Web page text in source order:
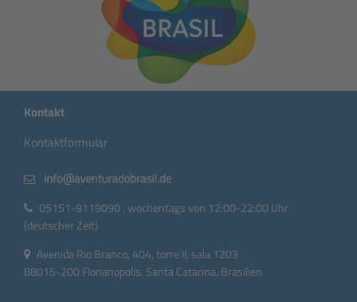
Kontakt
Kontaktformular
05151-9119090 , wochentags von 12:00-22:00 Uhr
(deutscher Zeit)
Avenida Rio Branco, 404, torre II, sala 1203
88015-200 Florianopolis, Santa Catarina, Brasilien